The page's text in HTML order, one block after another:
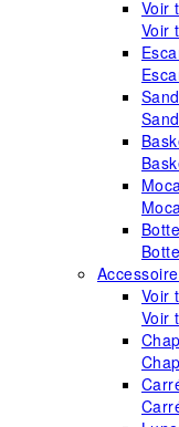
Voir
Voir
Voir
Voir